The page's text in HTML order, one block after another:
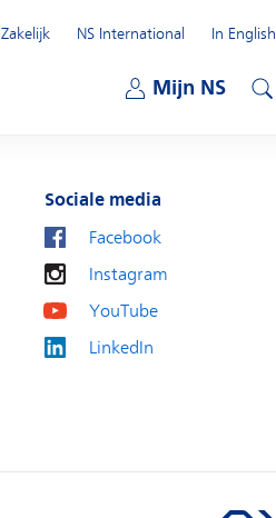
Mijn NS
Zakelijk
NS International
In English
Sociale media
Facebook
Instagram
YouTube
LinkedIn